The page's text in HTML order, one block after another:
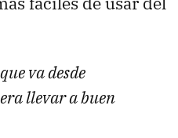
va desde
llevar a buen